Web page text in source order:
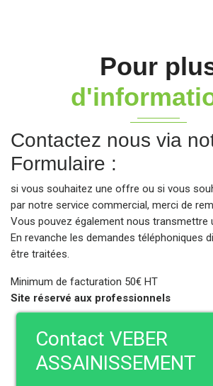
Pour
Contactez nous via
Formulaire :
si vous souhaitez une offre ou si vous
par notre service commercial, merci de
Vous pouvez également nous transmettre
En revanche les demandes téléphoniques
être traitées.
Minimum de facturation 50€ HT
Site réservé aux professionnels